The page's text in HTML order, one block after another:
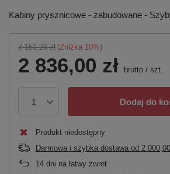
Kabiny prysznicowe - zabudowane -
3 151,26 zł (Zniżka 10%)
2 836,00 zł brutto / szt.
Dodaj do
Produkt niedostępny
Darmowa i szybka dostawa od 2
14 dni na łatwy zwrot